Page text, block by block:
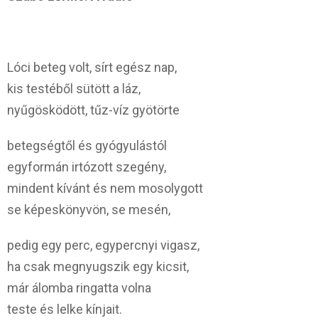
Lóci beteg volt, sírt egész nap,
kis testéből sütött a láz,
nyűgösködött, tűz-víz gyötörte
betegségtől és gyógyulástól
egyformán irtózott szegény,
mindent kívánt és nem mosolygott
se képeskönyvön, se mesén,
pedig egy perc, egypercnyi vigasz,
ha csak megnyugszik egy kicsit,
már álomba ringatta volna
teste és lelke kínjait.